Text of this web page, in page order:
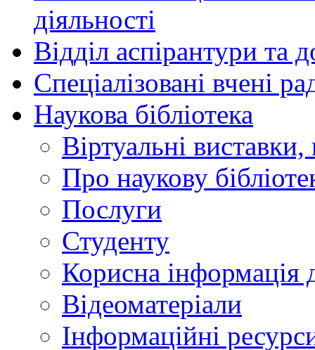
діяльності
Відділ аспірантури та
Спеціалізовані вчені
Наукова бібліотека
Віртуальні виставки,
Про наукову
Послуги
Студенту
Корисна інформація
Відеоматеріали
Інформаційні